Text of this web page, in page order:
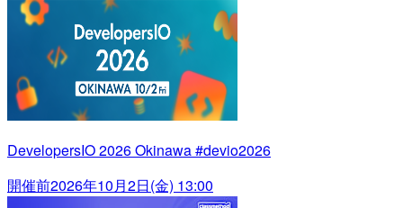
DevelopersIO 2026 Okinawa #devio2026
開催前2026年10月2日(金) 13:00